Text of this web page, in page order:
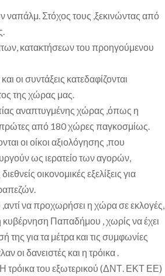
ναπάλμ. Στόχος τους ,ξεκινώντας από
κατακτήσεων του προηγούμενου
οι συντάξεις κατεδαφίζονται
της χώρας μας.
αναπτυγμένης χώρας ,όπως η
από 180 χώρες παγκοσμίως.
οι οίκοι αξιολόγησης ,που
ως ιερατείο των αγορών,
οικονομικές εξελίξεις για
να προχωρήσει η χώρα σε εκλογές,
κυβέρνηση Παπαδήμου , χωρίς να έχει
της για τα μέτρα και τις συμφωνίες
οι δανειστές και η τρόικα .
τρόικα του εξωτερικού (ΔΝΤ. ΕΚΤ ΕΕ)